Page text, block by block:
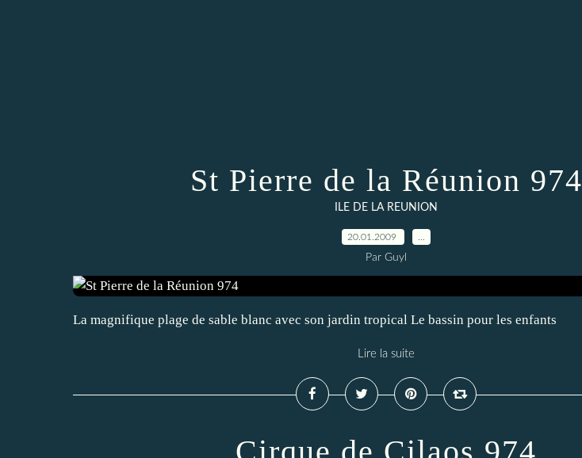
St Pierre de la Réunion 974
ILE DE LA REUNION
20.01.2009
Par Guyl
La magnifique plage de sable blanc avec son jardin tropical Le bassin pour les enfants
Lire la suite